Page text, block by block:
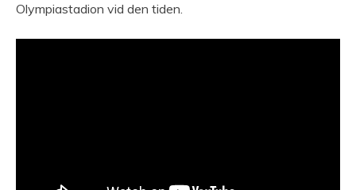
Olympiastadion vid den tiden.